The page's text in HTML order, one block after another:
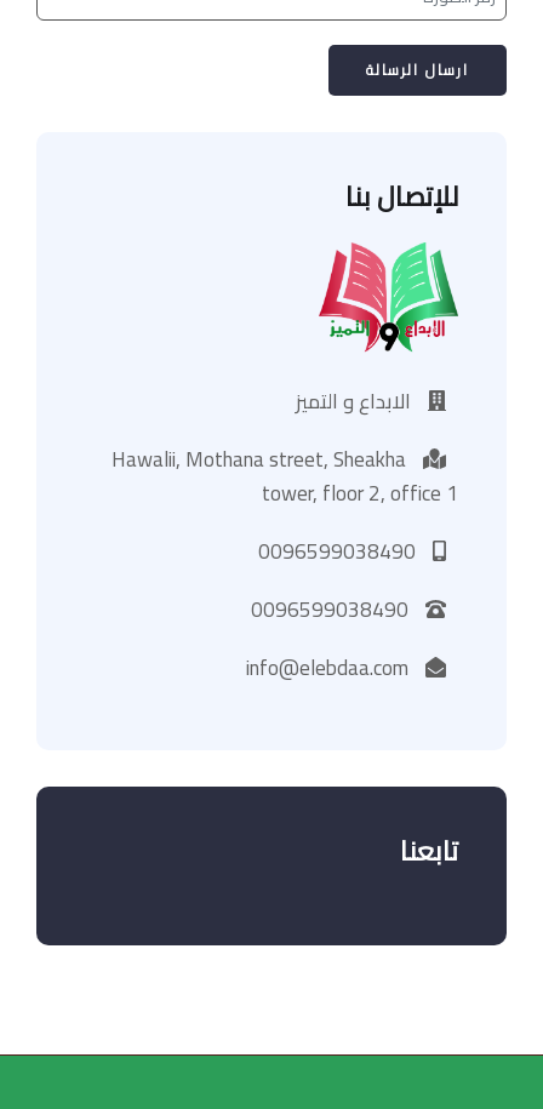
للإتصال بنا
الابداع و التميز
Hawalii, Mothana street, Sheakha
tower, floor 2, office 1
تابعنا